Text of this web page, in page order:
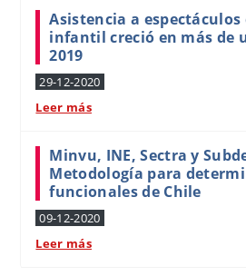
Asistencia a
infantil creció en más de
2019
29-12-2020
Leer más
Minvu, INE, Sectra y
Metodología para
funcionales de Chile
09-12-2020
Leer más